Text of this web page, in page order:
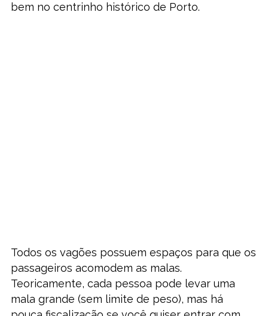
bem no centrinho histórico de Porto.
Todos os vagões possuem espaços para que os
passageiros acomodem as malas.
Teoricamente, cada pessoa pode levar uma
mala grande (sem limite de peso), mas há